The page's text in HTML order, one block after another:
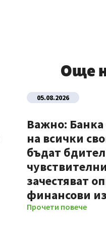
Още
05.08.2026
Важно:
на всички
бъдат
зачестяват
финансови
Прочети повече